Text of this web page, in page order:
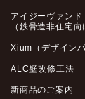
アイジーヴァンド
（鉄骨造非住宅向
Xium（デザインパ
ALC壁改修工法
新商品のご案内